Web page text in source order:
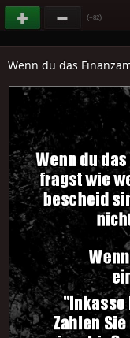
(+82)
Wenn du das